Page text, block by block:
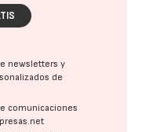
newsletters y
de
comunicaciones